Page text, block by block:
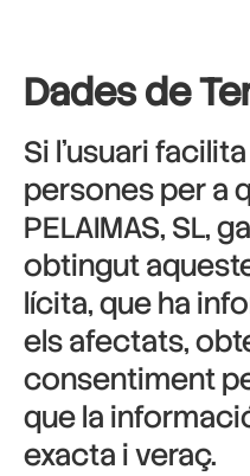
Dades de
Si l’usuari
persones per a
PELAIMAS, SL,
obtingut
lícita, que ha
els afectats,
consentiment
que la
exacta i veraç.